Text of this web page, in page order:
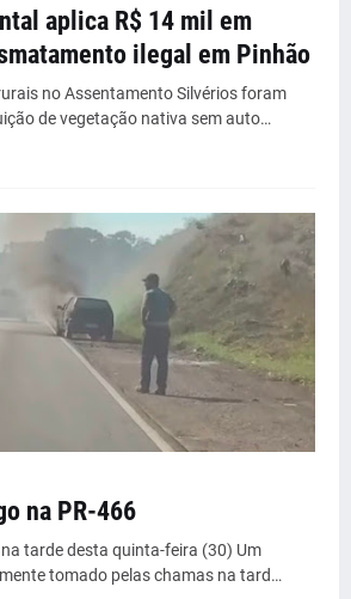
aplica R$ 14 mil em
ilegal em Pinhão
no Assentamento Silvérios foram
de vegetação nativa sem auto…
na PR-466
tarde desta quinta-feira (30) Um
tomado pelas chamas na tard…